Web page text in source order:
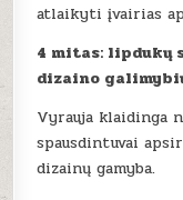
atlaikyti įvairias
4 mitas: lipdukų
dizaino
Vyrauja klaidinga
spausdintuvai
dizainų gamyba.